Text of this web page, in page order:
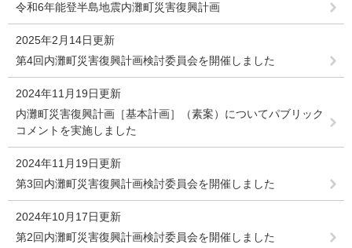
令和6年能登半島地震内灘町災害復興計画
2025年2月14日更新
第4回内灘町災害復興計画検討委員会を開催しました
2024年11月19日更新
内灘町災害復興計画［基本計画］（素案）についてパブリック
コメントを実施しました
2024年11月19日更新
第3回内灘町災害復興計画検討委員会を開催しました
2024年10月17日更新
第2回内灘町災害復興計画検討委員会を開催しました